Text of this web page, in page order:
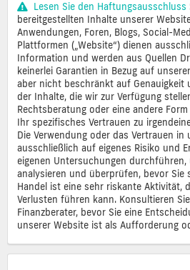
Lesen Sie den Haftungsausschluss
bereitgestellten Inhalte unserer
Anwendungen, Foren, Blogs, Social-
Plattformen („Website“) dienen
Information und werden aus Quellen
keinerlei Garantien in Bezug auf
aber nicht beschränkt auf Genauigkeit
der Inhalte, die wir zur Verfügung
Rechtsberatung oder eine andere
Ihr spezifisches Vertrauen zu
Die Verwendung oder das Vertrauen
ausschließlich auf eigenes Risiko und
eigenen Untersuchungen
analysieren und überprüfen, bevor Sie
Handel ist eine sehr riskante Aktivität,
Verlusten führen kann. Konsultieren
Finanzberater, bevor Sie eine
unserer Website ist als Aufforderung